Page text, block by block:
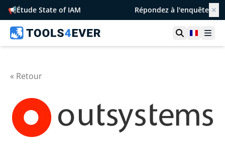
📢Étude State of IAM Répondez à l'enquête ✕
Ouvrir la
France
« Retour